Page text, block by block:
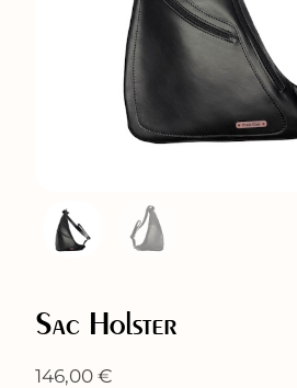
Sac Holster
146,00€